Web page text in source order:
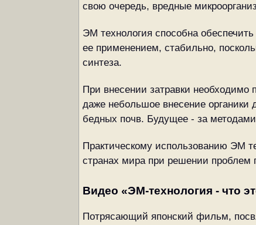
свою очередь, вредные
ЭМ технология способна
ее применением, стабильно,
синтеза.
При внесении затравки
даже небольшое внесение органики
бедных почв. Будущее - за методами
Практическому использованию ЭМ
странах мира при решении проблем
Видео «ЭМ-технология - что
Потрясающий японский фильм,